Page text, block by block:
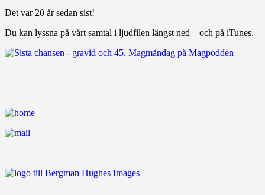
Det var 20 år sedan sist!
Du kan lyssna på vårt samtal i ljudfilen längst ned – och på iTunes.